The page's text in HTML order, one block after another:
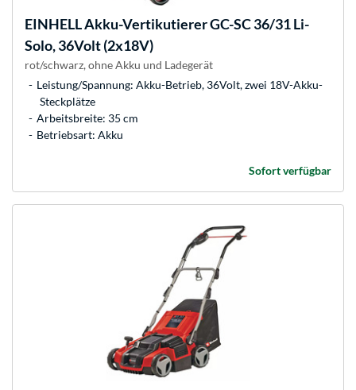
EINHELLAkku-Vertikutierer GC-SC 36/31 Li-
Solo, 36Volt (2x18V)
rot/schwarz, ohne Akku und Ladegerät
Leistung/Spannung: Akku-Betrieb, 36Volt, zwei 18V-Akku-
Steckplätze
Arbeitsbreite: 35 cm
Betriebsart: Akku
Sofort verfügbar